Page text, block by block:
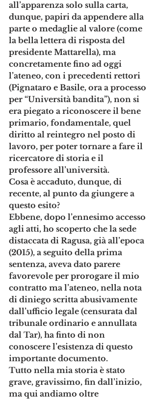
all’apparenza solo sulla carta,
dunque, papiri da appendere alla
parte o medaglie al valore (come
la bella lettera di risposta del
presidente Mattarella), ma
concretamente fino ad oggi
l’ateneo, con i precedenti rettori
(Pignataro e Basile, ora a processo
per “Università bandita”), non si
era piegato a riconoscere il bene
primario, fondamentale, quel
diritto al reintegro nel posto di
lavoro, per poter tornare a fare il
ricercatore di storia e il
professore all’università.
Cosa è accaduto, dunque, di
recente, al punto da giungere a
questo esito?
Ebbene, dopo l’ennesimo accesso
agli atti, ho scoperto che la sede
distaccata di Ragusa, già all’epoca
(2015), a seguito della prima
sentenza, aveva dato parere
favorevole per prorogare il mio
contratto ma l’ateneo, nella nota
di diniego scritta abusivamente
dall’ufficio legale (censurata dal
tribunale ordinario e annullata
dal Tar), ha finto di non
conoscere l’esistenza di questo
importante documento.
Tutto nella mia storia è stato
grave, gravissimo, fin dall’inizio,
ma qui andiamo oltre